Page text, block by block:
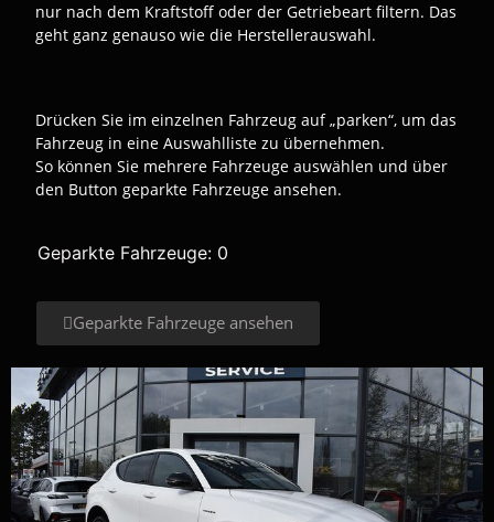
nur nach dem Kraftstoff oder der Getriebeart filtern. Das
geht ganz genauso wie die Herstellerauswahl.
Drücken Sie im einzelnen Fahrzeug auf „parken“, um das
Fahrzeug in eine Auswahlliste zu übernehmen.
So können Sie mehrere Fahrzeuge auswählen und über
den Button geparkte Fahrzeuge ansehen.
Geparkte Fahrzeuge: 0
Geparkte Fahrzeuge ansehen